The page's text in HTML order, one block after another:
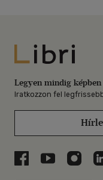
Libri
Legyen mindig
Iratkozzon fel
Libri aLibri aLibri